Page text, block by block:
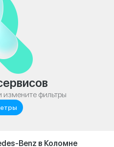
измените фильтры
Benz в Коломне